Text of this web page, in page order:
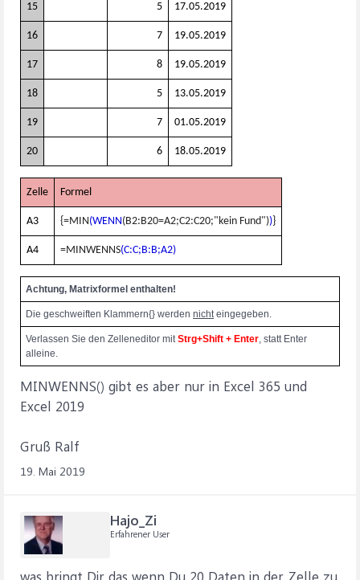
15 5 17.05.2019
16 7 19.05.2019
17 8 19.05.2019
18 5 13.05.2019
19 7 01.05.2019
20 6 18.05.2019
Zelle Formel
A3 {=MIN(WENN(B2:B20=A2;C2:C20;"kein Fund"))}
A4 =MINWENNS(C:C;B:B;A2)
Achtung, Matrixformel enthalten!
Die geschweiften Klammern{} werden nichteingegeben.
Verlassen Sie den Zelleneditor mitStrg+Shift + Enter, statt Enter
alleine.
MINWENNS() gibt es aber nur in Excel 365 und
Excel 2019
Gruß Ralf
19. Mai 2019
Hajo_Zi
Erfahrener User
was bringt Dir das wenn Du 20 Daten in der Zelle zu